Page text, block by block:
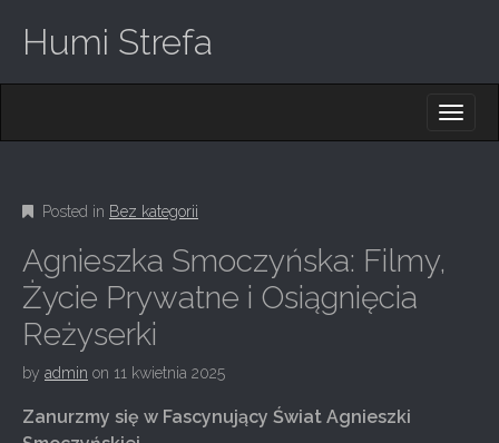
Humi Strefa
M
E
N
U
C
N
T
E
N
T
Posted in Bez kategorii
Agnieszka Smoczyńska: Filmy,
Życie Prywatne i Osiągnięcia
Reżyserki
by admin on 11 kwietnia 2025
Zanurzmy się w Fascynujący Świat Agnieszki